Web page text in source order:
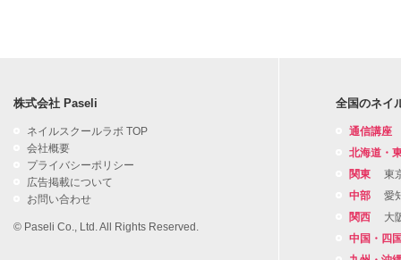
株式会社 Paseli
ネイルスクールラボ TOP
会社概要
プライバシーポリシー
広告掲載について
お問い合わせ
© Paseli Co., Ltd. All Rights Reserved.
全国のネイ
通信講座
北海道・
関東
東
中部
愛
関西
大
中国・四